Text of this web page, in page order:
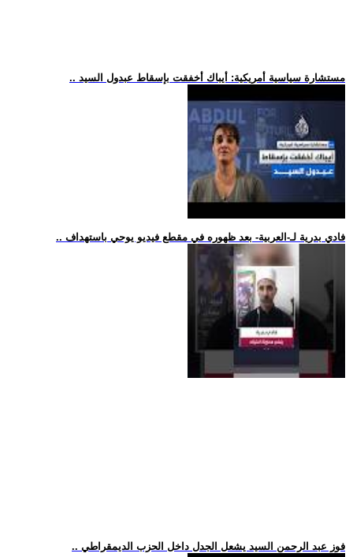
.. مستشارة سياسية أمريكية: أيباك أخفقت بإسقاط عبدول السيد
.. فادي بدرية لـ-العربية- بعد ظهوره في مقطع فيديو يوحي باستهداف
.. فوز عبد الرحمن السيد يشعل الجدل داخل الحزب الديمقراطي